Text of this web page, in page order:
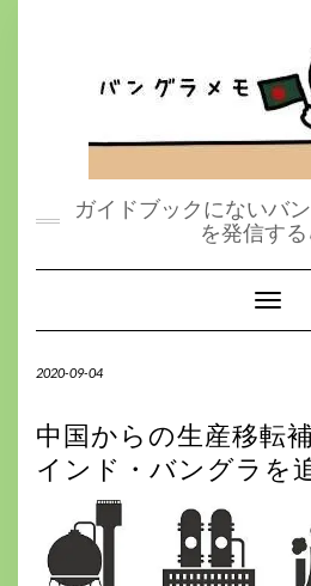
ガイドブックにないバ
を発信する
2020-09-04
中国からの生産移転
インド・バングラを